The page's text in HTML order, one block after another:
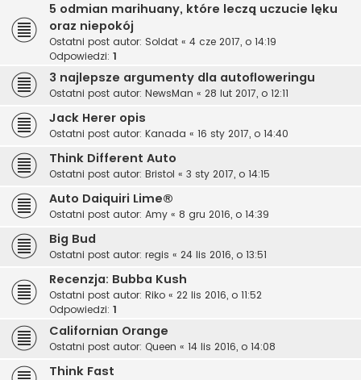
5 odmian marihuany, które leczą uczucie lęku
oraz niepokój
Ostatni post autor: Soldat « 4 cze 2017, o 14:19
Odpowiedzi: 1
3 najlepsze argumenty dla autofloweringu
Ostatni post autor: NewsMan « 28 lut 2017, o 12:11
Jack Herer opis
Ostatni post autor: Kanada « 16 sty 2017, o 14:40
Think Different Auto
Ostatni post autor: Bristol « 3 sty 2017, o 14:15
Auto Daiquiri Lime®
Ostatni post autor: Amy « 8 gru 2016, o 14:39
Big Bud
Ostatni post autor: regis « 24 lis 2016, o 13:51
Recenzja: Bubba Kush
Ostatni post autor: Riko « 22 lis 2016, o 11:52
Odpowiedzi: 1
Californian Orange
Ostatni post autor: Queen « 14 lis 2016, o 14:08
Think Fast